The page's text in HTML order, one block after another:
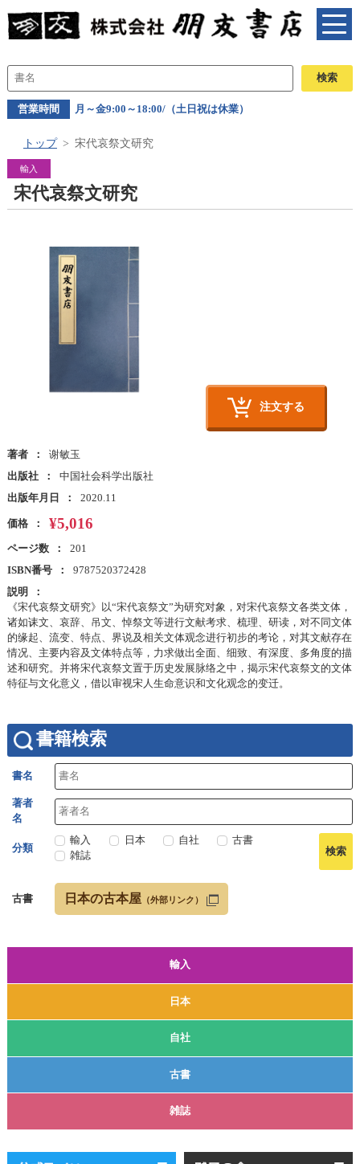
営業時間 月～金9:00～18:00/（土日祝は休業）
トップ 宋代哀祭文研究
輸入
日本
自社
古書
雑誌
輸入
宋代哀祭文研究
注文する
著者
谢敏玉
出版社
中国社会科学出版社
出版年月日
2020.11
価格 ¥5,016
ページ数
201
ISBN番号
9787520372428
説明
《宋代哀祭文研究》以“宋代哀祭文”为研究对象，对宋代哀祭文各类文体，
诸如诔文、哀辞、吊文、悼祭文等进行文献考求、梳理、研读，对不同文体
的缘起、流变、特点、界说及相关文体观念进行初步的考论，对其文献存在
情况、主要内容及文体特点等，力求做出全面、细致、有深度、多角度的描
述和研究。并将宋代哀祭文置于历史发展脉络之中，揭示宋代哀祭文的文体
特征与文化意义，借以审视宋人生命意识和文化观念的变迁。
書籍検索
書名
著者
名
分類
輸入 日本 自社
古書
雑誌
古書 日本の古本屋 （外部リンク）